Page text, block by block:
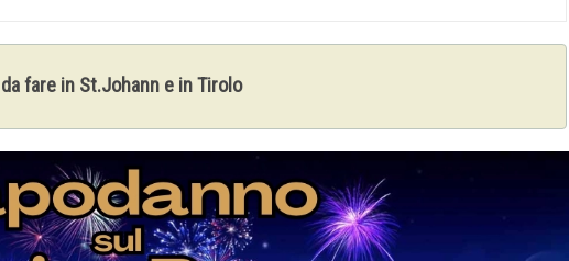
fare in St.Johann e in Tirolo